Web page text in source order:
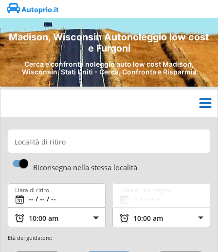
Autoprio.it
Madison, Wisconsin Autonoleggio low cost
e Furgoni
Cerca e confronta noleggio auto low cost Madison,
Wisconsin, Stati Uniti - Cerca, Confronta e Risparmia
Località di ritiro
Riconsegna nella stessa località
Data di ritiro
Età del guidatore: